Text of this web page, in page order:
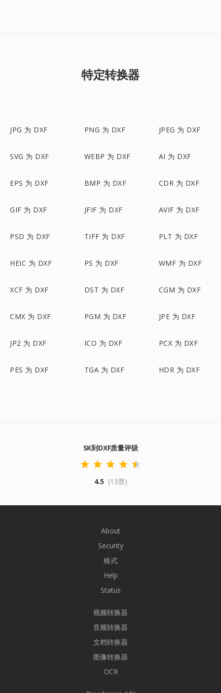
特定转换器
JPG 为 DXF PNG 为 DXF JPEG 为 DXF
SVG 为 DXF WEBP 为 DXF AI 为 DXF
EPS 为 DXF BMP 为 DXF CDR 为 DXF
GIF 为 DXF JFIF 为 DXF AVIF 为 DXF
PSD 为 DXF TIFF 为 DXF PLT 为 DXF
HEIC 为 DXF PS 为 DXF WMF 为 DXF
XCF 为 DXF DST 为 DXF CGM 为 DXF
CMX 为 DXF PGM 为 DXF JPE 为 DXF
JP2 为 DXF ICO 为 DXF PCX 为 DXF
PES 为 DXF TGA 为 DXF HDR 为 DXF
SK到DXF质量评级
4.5 (13票)
About
Security
格式
Help
Status
视频转换器
音频转换器
文档转换器
图像转换器
OCR